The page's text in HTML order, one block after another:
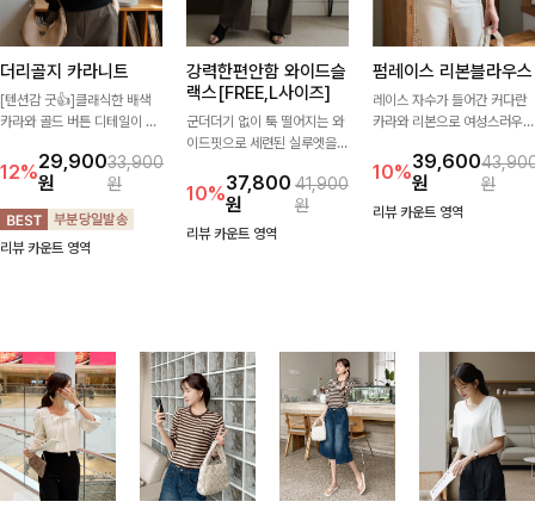
더리골지 카라니트
[텐션감 굿👍]클래식한 배색
카라와 골드 버튼 디테일이 세
입니다. 세로 골지 짜임이 슬림
한 실루엣을 연출해 단정하면
서도 여성스러운 무드를 완성
해드려요.
12%29,900
원
33,900
원
리뷰 카운트 영역
강력한편안함 와이드슬
랙스[FREE,L사이즈]
군더더기 없이 툭 떨어지는 와
이드핏으로 세련된 실루엣을
끔한 디자인과 롱한 기장감으
로 다리가 길어 보이고 뒷밴딩
으로 편안하기까지-
10%37,800
원
41,900
원
리뷰 카운트 영역
펌레이스 리본블라우스
레이스 자수가 들어간 커다란
카라와 리본으로 여성스러우면
껴지는 블라우스에요🤎
10%39,600
원
원
리뷰 카운트 영역